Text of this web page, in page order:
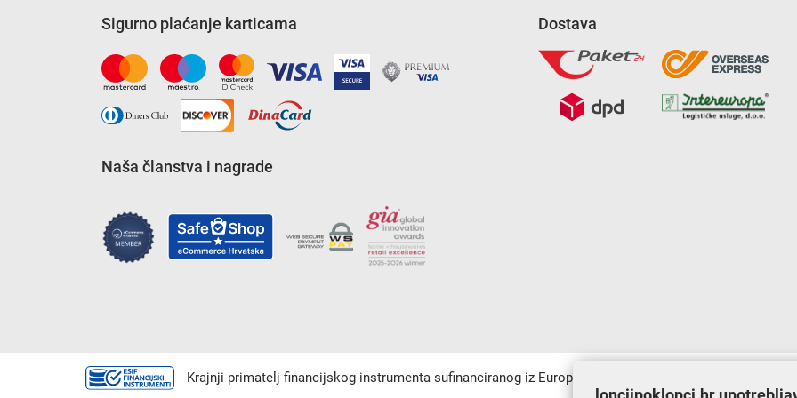
Sigurno plaćanje karticama
Naša članstva i nagrade
Dostava
Krajnji primatelj financijskog instrumenta sufinanciranog iz Europskog fonda za regionalni razvoj u